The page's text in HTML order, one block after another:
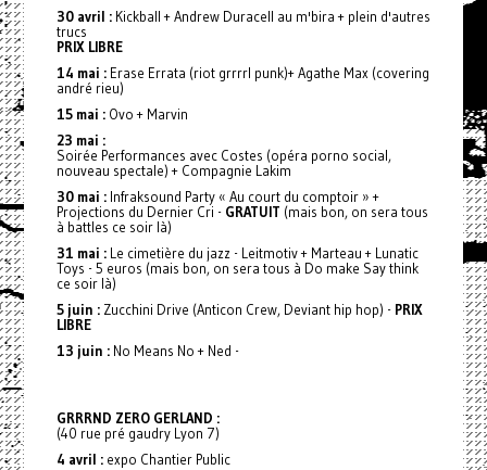
30 avril :Kickball + Andrew Duracell au m'bira + plein d'autres
trucs
PRIX LIBRE
14 mai :Erase Errata (riot grrrrl punk)+ Agathe Max (covering
andré rieu)
15 mai :Ovo + Marvin
23 mai :
Soirée Performances avec Costes (opéra porno social,
nouveau spectale) + Compagnie Lakim
30 mai :Infraksound Party « Au court du comptoir » +
Projections du Dernier Cri - GRATUIT (mais bon, on sera tous
à battles ce soir là)
31 mai :Le cimetière du jazz - Leitmotiv + Marteau + Lunatic
Toys - 5 euros (mais bon, on sera tous à Do make Say think
ce soir là)
5 juin :Zucchini Drive (Anticon Crew, Deviant hip hop) - PRIX
LIBRE
13 juin : No Means No + Ned -
GRRRND ZERO GERLAND :
(40 rue pré gaudry Lyon 7)
4 avril :expo Chantier Public